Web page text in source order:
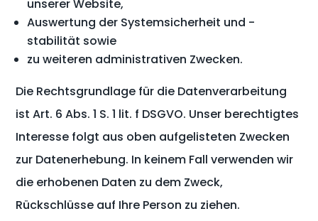
unserer Website,
Auswertung der Systemsicherheit und -
stabilität sowie
zu weiteren administrativen Zwecken.
Die Rechtsgrundlage für die Datenverarbeitung
ist Art. 6 Abs. 1 S. 1 lit. f DSGVO. Unser berechtigtes
Interesse folgt aus oben aufgelisteten Zwecken
zur Datenerhebung. In keinem Fall verwenden wir
die erhobenen Daten zu dem Zweck,
Rückschlüsse auf Ihre Person zu ziehen.